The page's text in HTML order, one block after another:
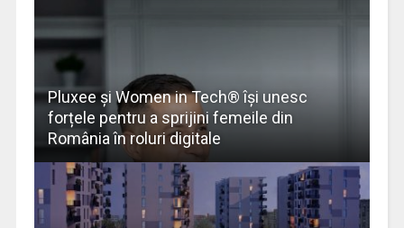
Pluxee și Women in Tech® își unesc
forțele pentru a sprijini femeile din
România în roluri digitale